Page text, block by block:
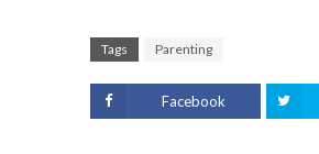
Tags Parenting
Facebook